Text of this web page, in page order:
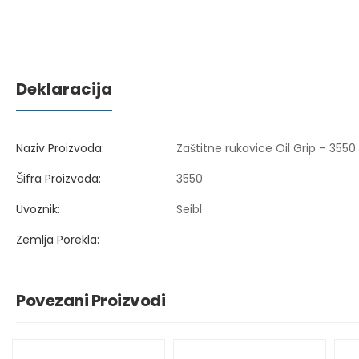
Deklaracija
Naziv Proizvoda:
Zaštitne rukavice Oil Grip – 3550
Šifra Proizvoda:
3550
Uvoznik:
Seibl
Zemlja Porekla:
Povezani Proizvodi